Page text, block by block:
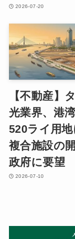
2026-07-20
【不動産】
光業界、港
520ライ用
複合施設の
政府に要望
2026-07-10